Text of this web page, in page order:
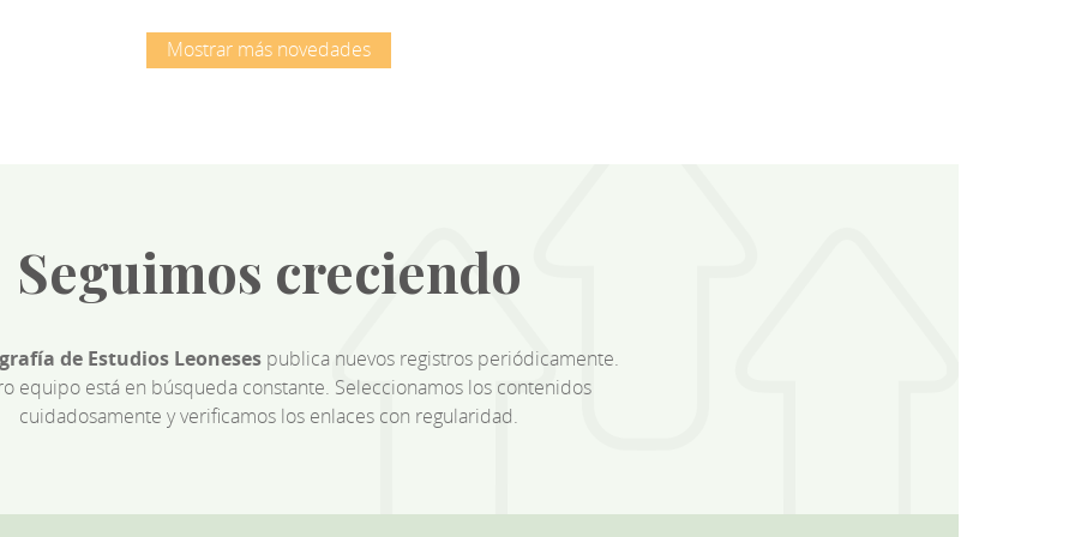
Mostrar más novedades
Seguimos creciendo
de Estudios Leonesespublica nuevos registros periódicamente.
equipo está en búsqueda constante. Seleccionamos los contenidos
cuidadosamente y verificamos los enlaces con regularidad.